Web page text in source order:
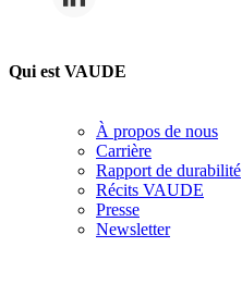
Qui est VAUDE
À propos de nous
Carrière
Rapport de durabilité
Récits VAUDE
Presse
Newsletter